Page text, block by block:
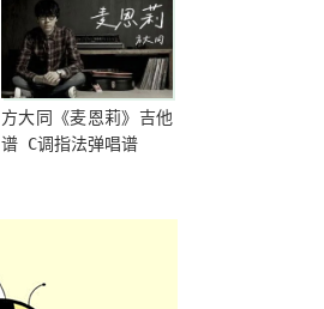
方大同《麦恩莉》吉他
谱 C调指法弹唱谱